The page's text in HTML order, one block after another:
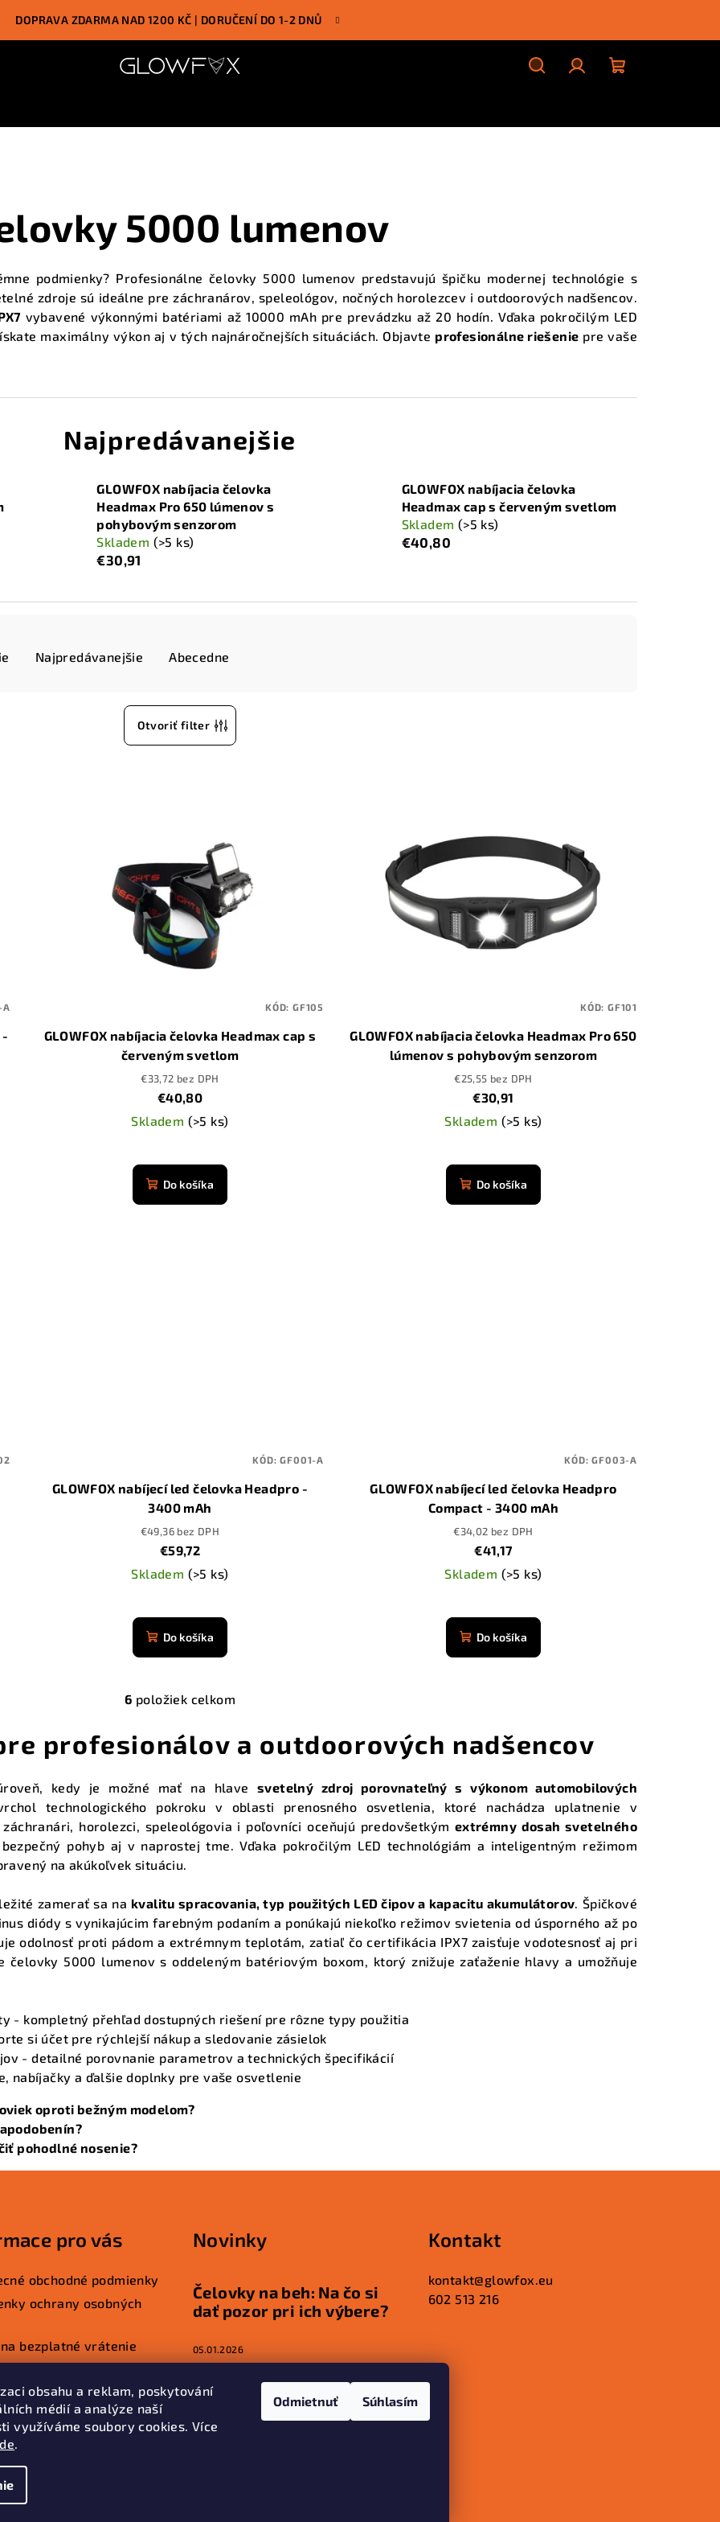
obsahu a reklam, poskytování
médií a analýze naší
využíváme soubory cookies. Více
.
Odmietnuť Súhlasím
DOPRAVA ZDARMA NAD 1200 KČ | DORUČENÍ DO 1-2 DNŮ
5000 lumenov
podmienky? Profesionálne čelovky 5000 lumenov predstavujú špičku modernej technológie s
zdroje sú ideálne pre záchranárov, speleológov, nočných horolezcev i outdoorových nadšencov.
vybavené výkonnými batériami až 10000 mAh pre prevádzku až 20 hodín. Vďaka pokročilým LED
maximálny výkon aj v tých najnáročnejších situáciách. Objavte profesionálne riešenie pre vaše
Najpredávanejšie
GLOWFOX nabíjacia čelovka
Headmax Pro 650 lúmenov s
pohybovým senzorom
Skladem (>5 ks)
€30,91
GLOWFOX nabíjacia čelovka
Headmax cap s červeným svetlom
Skladem (>5 ks)
€40,80
Najpredávanejšie Abecedne
Otvoriť filter
-
A
GLOWFOX nabíjacia čelovka Headmax cap s
červeným svetlom
€33,72 bez DPH
€40,80
Skladem (>5 ks)
Do košíka
KÓD: GF105
GLOWFOX nabíjacia čelovka Headmax Pro 650
lúmenov s pohybovým senzorom
€25,55 bez DPH
€30,91
Skladem (>5 ks)
hodnotenie
produktu
je
Do košíka
KÓD: GF101
GLOWFOX nabíjecí led čelovka Headpro -
3400 mAh
€49,36 bez DPH
€59,72
Skladem (>5 ks)
hodnotenie
produktu
je
z
hviezdičiek.
Do košíka
KÓD:GF001-A
GLOWFOX nabíjecí led čelovka Headpro
Compact - 3400 mAh
€34,02 bez DPH
€41,17
Skladem (>5 ks)
hodnotenie
produktu
je
hviezdičiek.
Do košíka
KÓD:GF003-A
O
v
l
á
d
a
c
i
p
r
v
v
ý
p
i
s
6 položiek celkom
profesionálov a outdoorových nadšencov
kedy je možné mať na hlave svetelný zdroj porovnateľný s výkonom automobilových
technologického pokroku v oblasti prenosného osvetlenia, ktoré nachádza uplatnenie v
horolezci, speleológovia i poľovníci oceňujú predovšetkým extrémny dosah svetelného
pohyb aj v naprostej tme. Vďaka pokročilým LED technológiám a inteligentným režimom
na akúkoľvek situáciu.
zamerať sa na kvalitu spracovania, typ použitých LED čipov a kapacitu akumulátorov. Špičkové
diódy s vynikajúcim farebným podaním a ponúkajú niekoľko režimov svietenia od úsporného až po
odolnosť proti pádom a extrémnym teplotám, zatiaľ čo certifikácia IPX7 zaisťuje vodotesnosť aj pri
čelovky 5000 lumenov s oddeleným batériovým boxom, ktorý znižuje zaťaženie hlavy a umožňuje
- kompletný přehľad dostupných riešení pre rôzne typy použitia
si účet pre rýchlejší nákup a sledovanie zásielok
- detailné porovnanie parametrov a technických špecifikácií
nabíjačky a ďalšie doplnky pre vaše osvetlenie
oproti bežným modelom?
pohodlné nosenie?
pro vás
obchodné podmienky
ochrany osobných
bezplatné vrátenie
Novinky
Čelovky na beh: Na čo si
dať pozor pri ich výbere?
05.01.2026
LED čelovka na turistiku
ako súčasť výbavy: Prečo
je dôležitá?
Kontakt
kontakt@glowfox.eu
602 513 216